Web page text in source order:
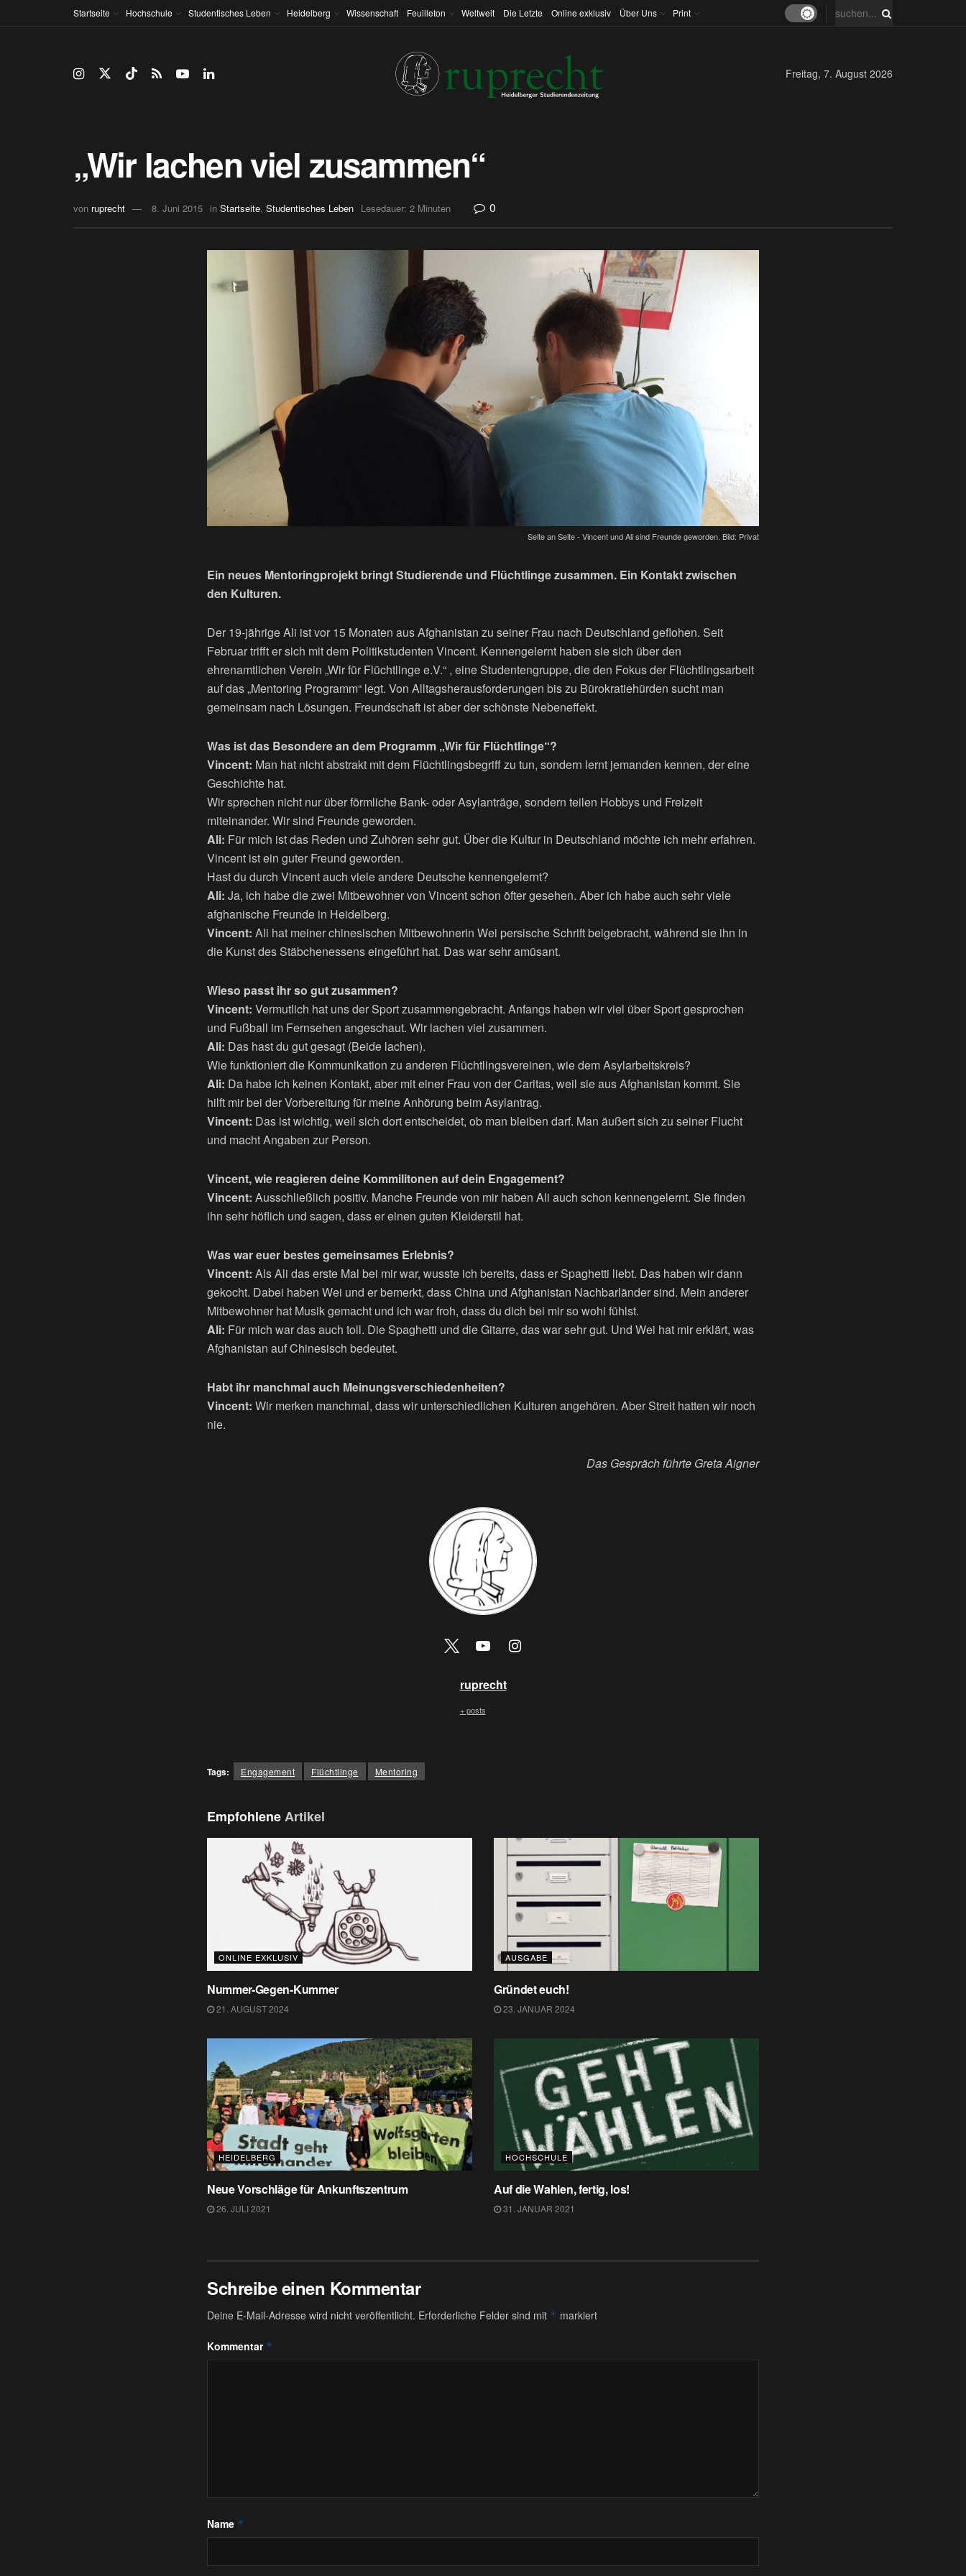
Startseite Hochschule Studentisches Leben Heidelberg Wissenschaft Feuilleton Weltweit Die Letzte Online exklusiv Über Uns Print
Freitag, 7. August 2026
„Wir lachen viel zusammen“
von ruprecht 8. Juni 2015 in Startseite, Studentisches Leben Lesedauer: 2 Minuten 0
Seite an Seite - Vincent und Ali sind Freunde geworden. Bild: Privat
Ein neues Mentoringprojekt bringt Studierende und Flüchtlinge zusammen. Ein Kontakt zwischen
den Kulturen.
Der 19-jährige Ali ist vor 15 Monaten aus Afghanistan zu seiner Frau nach Deutschland geflohen. Seit
Februar trifft er sich mit dem Politikstudenten Vincent. Kennengelernt haben sie sich über den
ehrenamtlichen Verein „Wir für Flüchtlinge e.V.“ , eine Studentengruppe, die den Fokus der Flüchtlingsarbeit
auf das „Mentoring Programm“ legt. Von Alltagsherausforderungen bis zu Bürokratiehürden sucht man
gemeinsam nach Lösungen. Freundschaft ist aber der schönste Nebeneffekt.
Was ist das Besondere an dem Programm „Wir für Flüchtlinge“?
Vincent: Man hat nicht abstrakt mit dem Flüchtlingsbegriff zu tun, sondern lernt jemanden kennen, der eine
Geschichte hat.
Wir sprechen nicht nur über förmliche Bank- oder Asylanträge, sondern teilen Hobbys und Freizeit
miteinander. Wir sind Freunde geworden.
Ali: Für mich ist das Reden und Zuhören sehr gut. Über die Kultur in Deutschland möchte ich mehr erfahren.
Vincent ist ein guter Freund geworden.
Hast du durch Vincent auch viele andere Deutsche kennengelernt?
Ali: Ja, ich habe die zwei Mitbewohner von Vincent schon öfter gesehen. Aber ich habe auch sehr viele
afghanische Freunde in Heidelberg.
Vincent: Ali hat meiner chinesischen Mitbewohnerin Wei persische Schrift beigebracht, während sie ihn in
die Kunst des Stäbchenessens eingeführt hat. Das war sehr amüsant.
Wieso passt ihr so gut zusammen?
Vincent: Vermutlich hat uns der Sport zusammengebracht. Anfangs haben wir viel über Sport gesprochen
und Fußball im Fernsehen angeschaut. Wir lachen viel zusammen.
Ali: Das hast du gut gesagt (Beide lachen).
Wie funktioniert die Kommunikation zu anderen Flüchtlingsvereinen, wie dem Asylarbeitskreis?
Ali: Da habe ich keinen Kontakt, aber mit einer Frau von der Caritas, weil sie aus Afghanistan kommt. Sie
hilft mir bei der Vorbereitung für meine Anhörung beim Asylantrag.
Vincent: Das ist wichtig, weil sich dort entscheidet, ob man bleiben darf. Man äußert sich zu seiner Flucht
und macht Angaben zur Person.
Vincent, wie reagieren deine Kommilitonen auf dein Engagement?
Vincent: Ausschließlich positiv. Manche Freunde von mir haben Ali auch schon kennengelernt. Sie finden
ihn sehr höflich und sagen, dass er einen guten Kleiderstil hat.
Was war euer bestes gemeinsames Erlebnis?
Vincent: Als Ali das erste Mal bei mir war, wusste ich bereits, dass er Spaghetti liebt. Das haben wir dann
gekocht. Dabei haben Wei und er bemerkt, dass China und Afghanistan Nachbarländer sind. Mein anderer
Mitbewohner hat Musik gemacht und ich war froh, dass du dich bei mir so wohl fühlst.
Ali: Für mich war das auch toll. Die Spaghetti und die Gitarre, das war sehr gut. Und Wei hat mir erklärt, was
Afghanistan auf Chinesisch bedeutet.
Habt ihr manchmal auch Meinungsverschiedenheiten?
Vincent: Wir merken manchmal, dass wir unterschiedlichen Kulturen angehören. Aber Streit hatten wir noch
nie.
Das Gespräch führte Greta Aigner
ruprecht
+ posts
Tags: Engagement Flüchtlinge Mentoring
EmpfohleneArtikel
ONLINE EXKLUSIV
Nummer-Gegen-Kummer
21. AUGUST 2024
AUSGABE
Gründet euch!
23. JANUAR 2024
HEIDELBERG
Neue Vorschläge für Ankunftszentrum
26. JULI 2021
HOCHSCHULE
Auf die Wahlen, fertig, los!
31. JANUAR 2021
Schreibe einen Kommentar
Deine E-Mail-Adresse wird nicht veröffentlicht. Erforderliche Felder sind mit * markiert
Kommentar *
Name *